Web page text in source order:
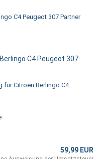
C4 Peugeot 307
für Citroen Berlingo C4
59,99 EUR